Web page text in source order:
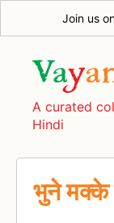
Join us
A curated
Hindi
भुने मक्के